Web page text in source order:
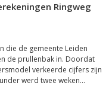
Ringweg
die de gemeente Leiden
de prullenbak in. Doordat
verkeerde cijfers zijn
werd twee weken...